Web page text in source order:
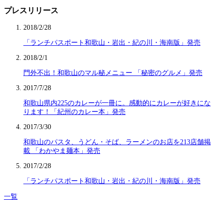
プレスリリース
2018/2/28
「ランチパスポート和歌山・岩出・紀の川・海南版」発売
2018/2/1
門外不出！和歌山のマル秘メニュー 「秘密のグルメ」発売
2017/7/28
和歌山県内225のカレーが一冊に。感動的にカレーが好きにな
ります！「紀州のカレー本」発売
2017/3/30
和歌山のパスタ、うどん・そば、ラーメンのお店を213店舗掲
載 「わかやま麺本」発売
2017/2/28
「ランチパスポート和歌山・岩出・紀の川・海南版」発売
一覧